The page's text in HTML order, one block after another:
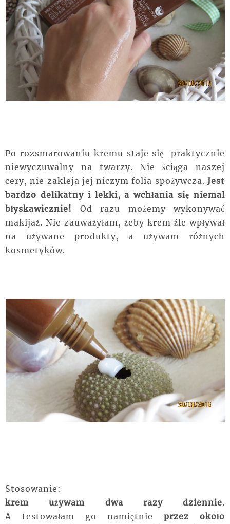
Po rozsmarowaniu kremu staje się praktycznie
niewyczuwalny na twarzy. Nie ściąga naszej
cery, nie zakleja jej niczym folia spożywcza. Jest
bardzo delikatny i lekki, a wchłania się niemal
błyskawicznie! Od razu możemy wykonywać
makijaż. Nie zauważyłam, żeby krem źle wpływał
na używane produkty, a używam różnych
kosmetyków.
Stosowanie:
krem używam dwa razy dziennie.
A testowałam go namiętnie przez około